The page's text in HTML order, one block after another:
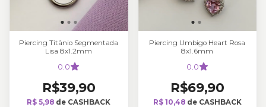
Piercing Titânio Segmentada
Lisa 8x1.2mm
0.0
R$39,90
R$ 5,98 de CASHBACK
Piercing Umbigo Heart Rosa
8x1.6mm
0.0
R$69,90
R$ 10,48de CASHBACK